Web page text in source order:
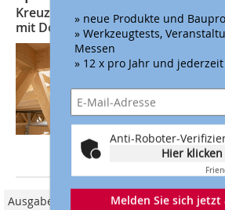
» neue Produkte und
» Werkzeugtests,
Messen
» 12 x pro Jahr und
Anti-Roboter-
Hier klicken
Melden Sie sich jetzt
Kreuzverschraubung von Haupt-
mit Doppelgewindeschrauben
Bei Verbindungen
Nebenträgern im
Ausführung, eine
sowie eine effiziente
ausschlaggebend.
Lösungen...
Ausgabe 05/2012